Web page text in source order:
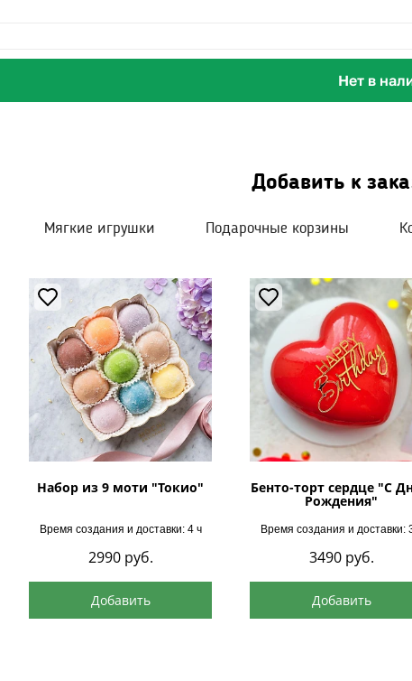
Нет в
Добавить к
Мягкие игрушки Подарочные корзины
Набор из 9 моти "Токио"
Время создания и доставки: 4 ч
2990 руб.
Добавить
Бенто-торт сердце "С
Рождения"
Время создания и доставки:
3490 руб.
Добавить